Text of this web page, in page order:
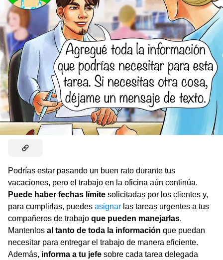
Podrías estar pasando un buen rato durante tus
vacaciones, pero el trabajo en la oficina aún continúa.
Puede haber fechas límite solicitadas por los clientes y,
para cumplirlas, puedes asignar las tareas urgentes a tus
compañeros de trabajo que pueden manejarlas.
Mantenlos al tanto de toda la información que puedan
necesitar para entregar el trabajo de manera eficiente.
Además, informa a tu jefe sobre cada tarea delegada